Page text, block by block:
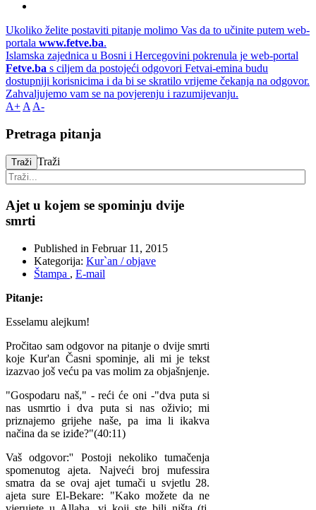
Ukoliko želite postaviti pitanje molimo Vas da to učinite putem web-
portala www.fetve.ba.
Islamska zajednica u Bosni i Hercegovini pokrenula je web-portal
Fetve.ba s ciljem da postojeći odgovori Fetvai-emina budu
dostupniji korisnicima i da bi se skratilo vrijeme čekanja na odgovor.
Zahvaljujemo vam se na povjerenju i razumijevanju.
A+ A A-
Pretraga pitanja
Traži Traži
Ajet u kojem se spominju dvije
smrti
Published in Februar 11, 2015
Kategorija: Kur`an / objave
Štampa , E-mail
Pitanje:
Esselamu alejkum!
Pročitao sam odgovor na pitanje o dvije smrti
koje Kur'an Časni spominje, ali mi je tekst
izazvao još veću pa vas molim za objašnjenje.
"Gospodaru naš," - reći će oni -"dva puta si
nas usmrtio i dva puta si nas oživio; mi
priznajemo grijehe naše, pa ima li ikakva
načina da se iziđe?"(40:11)
Vaš odgovor:'' Postoji nekoliko tumačenja
spomenutog ajeta. Najveći broj mufessira
smatra da se ovaj ajet tumači u svjetlu 28.
ajeta sure El-Bekare: "Kako možete da ne